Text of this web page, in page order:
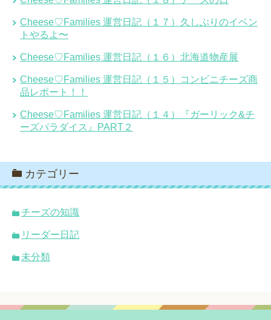
Cheese♡Families 運営日記（１７）久しぶりのイベン
トやるよ〜
Cheese♡Families 運営日記（１６）北海道物産展
Cheese♡Families 運営日記（１５）コンビニチーズ商
品レポート！！
Cheese♡Families 運営日記（１４）『ガーリック&チ
ーズパラダイス』PART２
カテゴリー
チーズの知識
リーダー日記
未分類